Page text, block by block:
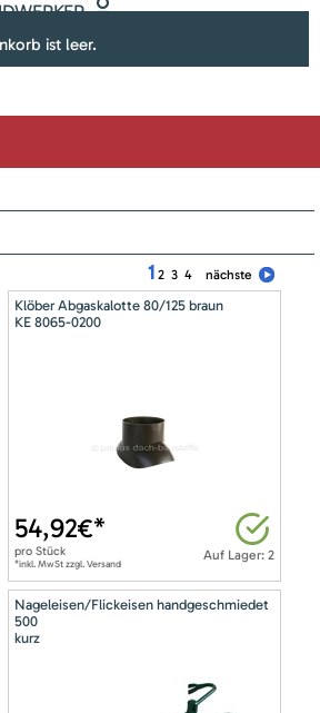
ist leer.
1 2 3 4 nächste
Klöber Abgaskalotte 80/125 braun
KE 8065-0200
Auf Lager: 2
54,92€*
proStück
*inkl. MwSt zzgl. Versand
Nageleisen/Flickeisen handgeschmiedet
500
kurz